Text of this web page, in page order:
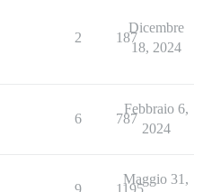
2 187
Dicembre
18, 2024
6 787
Febbraio 6,
2024
9 1195
Maggio 31,